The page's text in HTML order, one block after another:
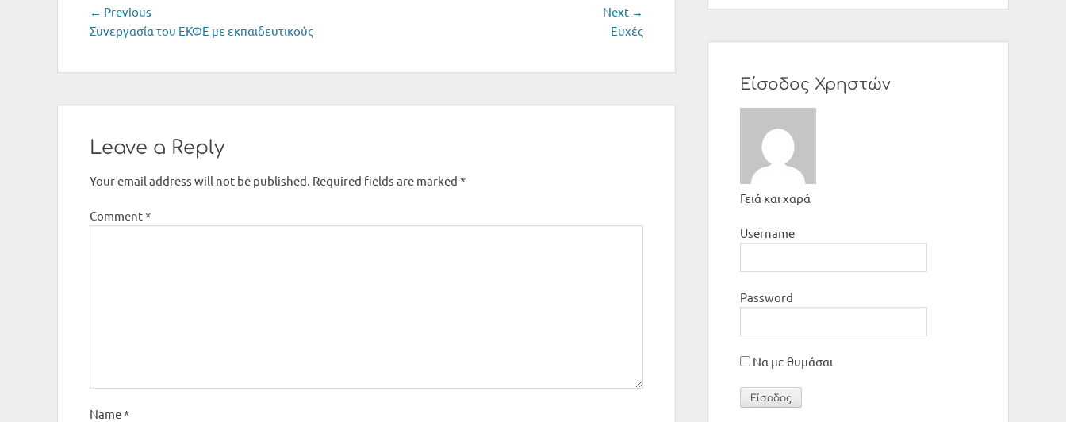
Post
navigation
← Previous
post:
Συνεργασία του ΕΚΦΕ με εκπαιδευτικούς
Next →
post:
Eυχές
Leave a Reply
Your email address will not be published. Required fields are marked *
Comment*
Name*
Είσοδος Χρηστών
Γειά και χαρά
Username
Password
Να με θυμάσαι